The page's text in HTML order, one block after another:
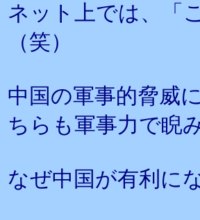
ネット上では、「
（笑）
中国の軍事的脅威
ちらも軍事力で睨
なぜ中国が有利に